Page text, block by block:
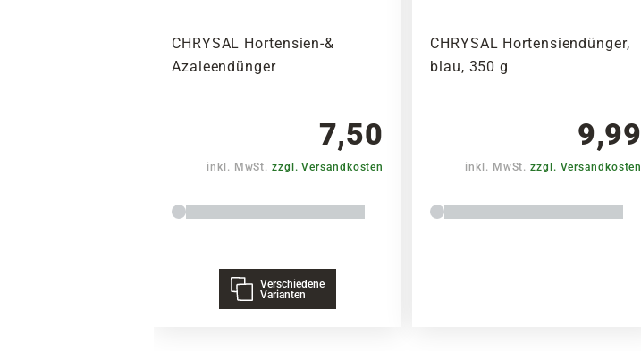
CHRYSAL Hortensien-&
Azaleendünger
7,50
inkl. MwSt.zzgl. Versandkosten
Verschiedene
Varianten
CHRYSAL Hortensiendünger,
blau, 350 g
9,99
inkl. MwSt.zzgl. Versandkosten